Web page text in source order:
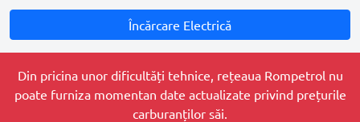
Încărcare Electrică
Din pricina unor dificultăți tehnice, rețeaua Rompetrol nu
poate furniza momentan date actualizate privind prețurile
carburanților săi.